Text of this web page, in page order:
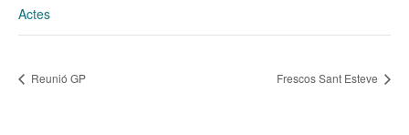
Actes
Reunió GP Frescos Sant Esteve